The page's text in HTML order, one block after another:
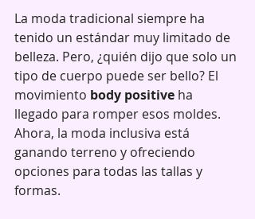
La moda tradicional siempre ha
tenido un estándar muy limitado de
belleza. Pero, ¿quién dijo que solo un
tipo de cuerpo puede ser bello? El
movimiento body positive ha
llegado para romper esos moldes.
Ahora, la moda inclusiva está
ganando terreno y ofreciendo
opciones para todas las tallas y
formas.